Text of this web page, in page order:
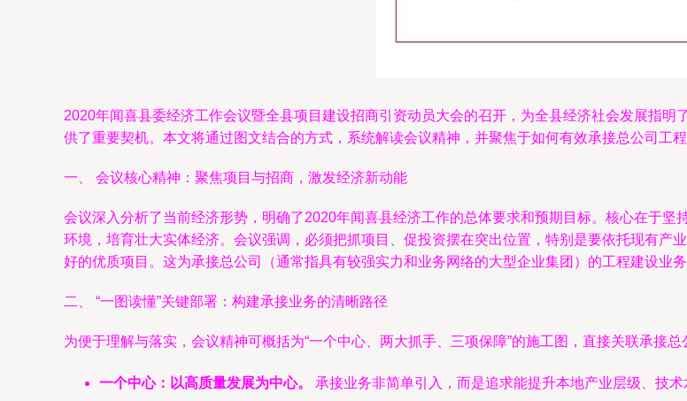
2020年闻喜县委经济工作会议暨全县项目建设招商引资动员大会的召开，为全县经济社会发展指
供了重要契机。本文将通过图文结合的方式，系统解读会议精神，并聚焦于如何有效承接总公司工
一、 会议核心精神：聚焦项目与招商，激发经济新动能
会议深入分析了当前经济形势，明确了2020年闻喜县经济工作的总体要求和预期目标。核心在于
环境，培育壮大实体经济。会议强调，必须把抓项目、促投资摆在突出位置，特别是要依托现有产
好的优质项目。这为承接总公司（通常指具有较强实力和业务网络的大型企业集团）的工程建设业
二、 “一图读懂”关键部署：构建承接业务的清晰路径
为便于理解与落实，会议精神可概括为“一个中心、两大抓手、三项保障”的施工图，直接关联承接总
一个中心：以高质量发展为中心。
承接业务非简单引入，而是追求能提升本地产业层级、技